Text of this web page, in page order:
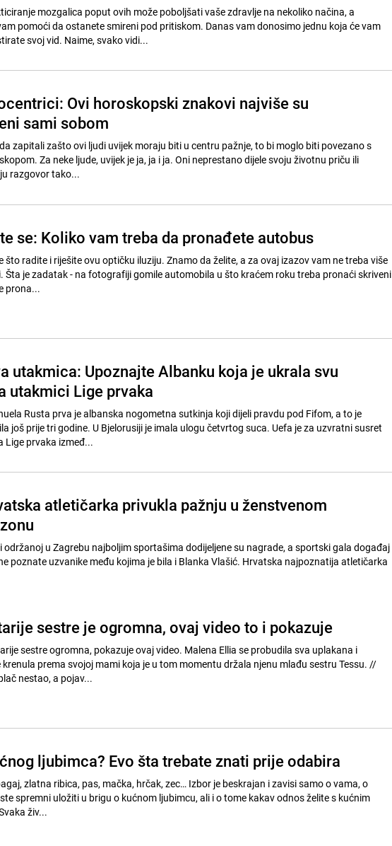
mozgalica poput ovih može poboljšati vaše zdravlje na nekoliko načina, a
pomoći da ostanete smireni pod pritiskom. Danas vam donosimo jednu koja će vam
svoj vid. Naime, svako vidi...
Ovi horoskopski znakovi najviše su
sami sobom
zapitali zašto ovi ljudi uvijek moraju biti u centru pažnje, to bi moglo biti povezano s
Za neke ljude, uvijek je ja, ja i ja. Oni neprestano dijele svoju životnu priču ili
razgovor tako...
se: Koliko vam treba da pronađete autobus
što radite i riješite ovu optičku iluziju. Znamo da želite, a za ovaj izazov vam ne treba više
Šta je zadatak - na fotografiji gomile automobila u što kraćem roku treba pronaći skriveni
prona...
utakmica: Upoznajte Albanku koja je ukrala svu
utakmici Lige prvaka
Rusta prva je albanska nogometna sutkinja koji dijeli pravdu pod Fifom, a to je
još prije tri godine. U Bjelorusiji je imala ulogu četvrtog suca. Uefa je za uzvratni susret
Lige prvaka izmeđ...
atletičarka privukla pažnju u ženstvenom
održanoj u Zagrebu najboljim sportašima dodijeljene su nagrade, a sportski gala događaj
poznate uzvanike među kojima je bila i Blanka Vlašić. Hrvatska najpoznatija atletičarka
sestre je ogromna, ovaj video to i pokazuje
sestre ogromna, pokazuje ovaj video. Malena Ellia se probudila sva uplakana i
prema svojoj mami koja je u tom momentu držala njenu mlađu sestru Tessu. //
nestao, a pojav...
ljubimca? Evo šta trebate znati prije odabira
zlatna ribica, pas, mačka, hrčak, zec… Izbor je beskrajan i zavisi samo o vama, o
spremni uložiti u brigu o kućnom ljubimcu, ali i o tome kakav odnos želite s kućnim
// Svaka živ...